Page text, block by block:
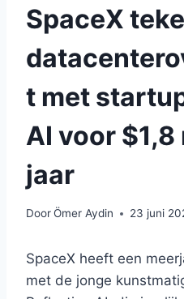
SpaceX
t met
AI voor
jaar
DoorÖmer Aydin 23 juni
SpaceX heeft een
met de jonge